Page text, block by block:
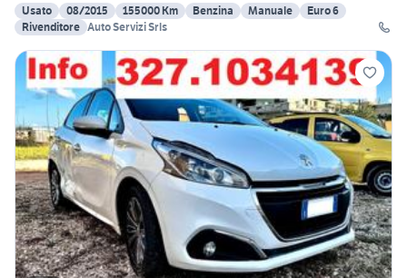
Usato
08/2015 155000 Km Benzina Manuale
Euro 6
Rivenditore Auto Servizi Srls